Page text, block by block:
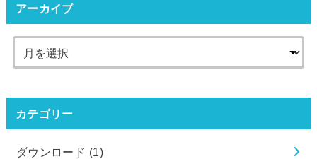
アーカイブ
カテゴリー
ダウンロード (1)